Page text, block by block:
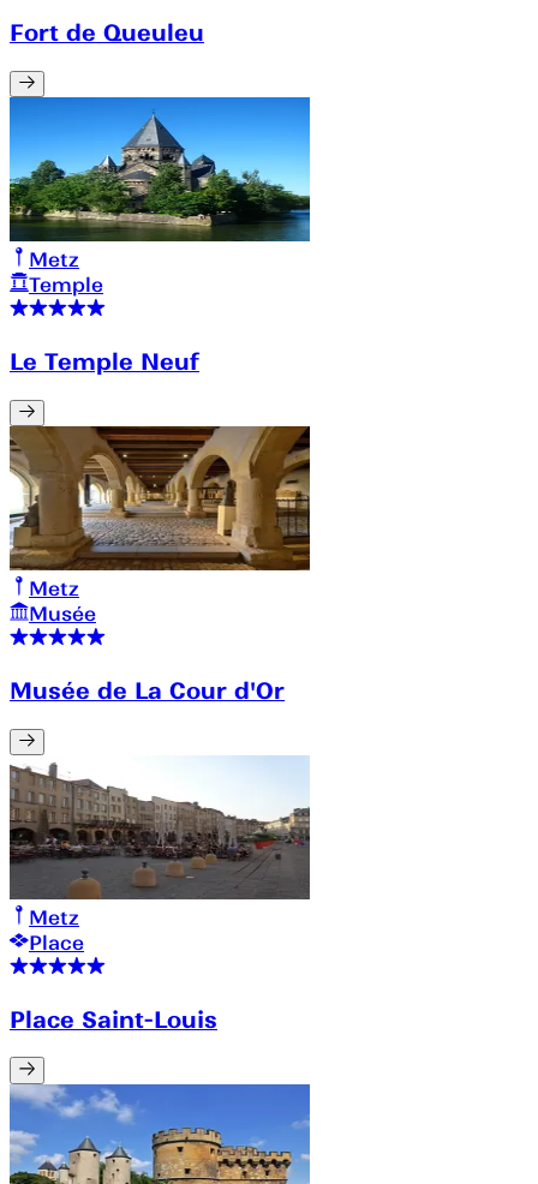
Fort de Queuleu
Metz
Temple
Le Temple Neuf
Metz
Musée
Musée de La Cour d'Or
Metz
Place
Place Saint-Louis